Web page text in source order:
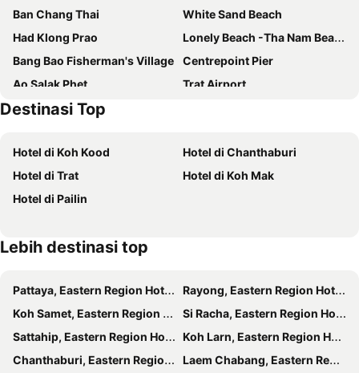
Ban Chang Thai
White Sand Beach
Had Klong Prao
Lonely Beach -Tha Nam Beach
Bang Bao Fisherman's Village
Centrepoint Pier
Ao Salak Phet
Trat Airport
Moo Baan Ao Salad
Destinasi Top
Hotel di Koh Kood
Hotel di Chanthaburi
Hotel di Trat
Hotel di Koh Mak
Hotel di Pailin
Lebih destinasi top
Pattaya, Eastern Region Hotels
Rayong, Eastern Region Hotels
Koh Samet, Eastern Region Hotels
Si Racha, Eastern Region Hotels
Sattahip, Eastern Region Hotels
Koh Larn, Eastern Region Hotels
Chanthaburi, Eastern Region Hotels
Laem Chabang, Eastern Region Hotels